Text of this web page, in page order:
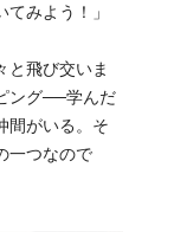
みよう！」
と飛び交いま
ング──学んだ
間がいる。そ
一つなので